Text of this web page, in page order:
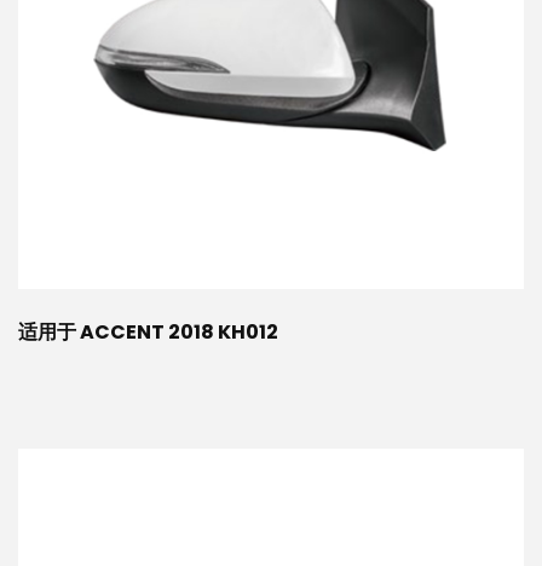
适用于 ACCENT 2018 KH012